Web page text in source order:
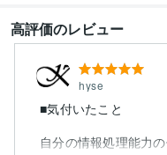
高評価のレビュー
hyse
■気付いたこと
自分の情報処理能力